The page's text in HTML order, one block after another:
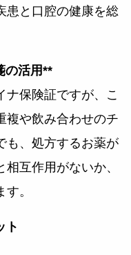
患と口腔の健康を総
の活用**
ナ保険証ですが、こ
複や飲み合わせのチ
も、処方するお薬が
互作用がないか、
。
ト